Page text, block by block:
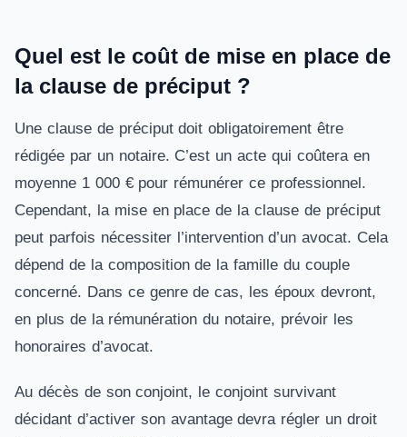
Quel est le coût de mise en place de
la clause de préciput ?
Une clause de préciput doit obligatoirement être
rédigée par un notaire. C’est un acte qui coûtera en
moyenne 1 000 € pour rémunérer ce professionnel.
Cependant, la mise en place de la clause de préciput
peut parfois nécessiter l’intervention d’un avocat. Cela
dépend de la composition de la famille du couple
concerné. Dans ce genre de cas, les époux devront,
en plus de la rémunération du notaire, prévoir les
honoraires d’avocat.
Au décès de son conjoint, le conjoint survivant
décidant d’activer son avantage devra régler un droit